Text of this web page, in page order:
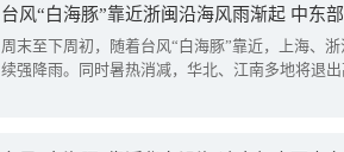
台风“白海豚”靠近浙闽沿海风雨渐起 中东
周末至下周初，随着台风“白海豚”靠近，上海、
续强降雨。同时暑热消减，华北、江南多地将退出